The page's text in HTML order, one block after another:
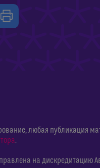
любая публикация
.
на дискредитацию